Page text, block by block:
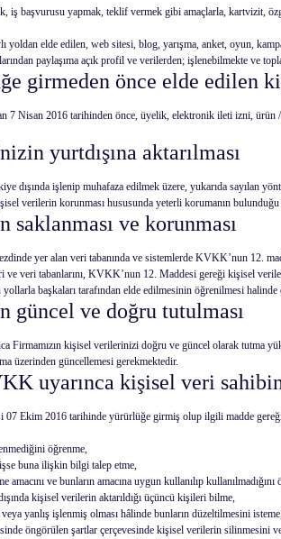
iş başvurusu yapmak, teklif vermek gibi amaçlarla, kartvizit,
yoldan elde edilen, web sitesi, blog, yarışma, anket, oyun,
paylaşıma açık profil ve verilerden; işlenebilmekte ve
girmeden önce elde edilen
Nisan 2016 tarihinden önce, üyelik, elektronik ileti izni, ürün /
yurtdışına aktarılması
dışında işlenip muhafaza edilmek üzere, yukarıda sayılan
verilerin korunması hususunda yeterli korumanın
ve korunması
yer alan veri tabanında ve sistemlerde KVKK’nun 12.
ve veri tabanlarını, KVKK’nun 12. Maddesi gereği kişisel
başkaları tarafından elde edilmesinin öğrenilmesi
güncel ve doğru tutulması
Firmamızın kişisel verilerinizi doğru ve güncel olarak tutma
üzerinden güncellemesi gerekmektedir.
uyarınca kişisel veri
07 Ekim 2016 tarihinde yürürlüğe girmiş olup ilgili madde
öğrenme,
buna ilişkin bilgi talep etme,
ve bunların amacına uygun kullanılıp kullanılmadığını
kişisel verilerin aktarıldığı üçüncü kişileri bilme,
yanlış işlenmiş olması hâlinde bunların düzeltilmesini
öngörülen şartlar çerçevesinde kişisel verilerin silinmesini